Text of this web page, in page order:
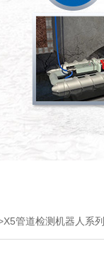
X5管道检测机器人系列